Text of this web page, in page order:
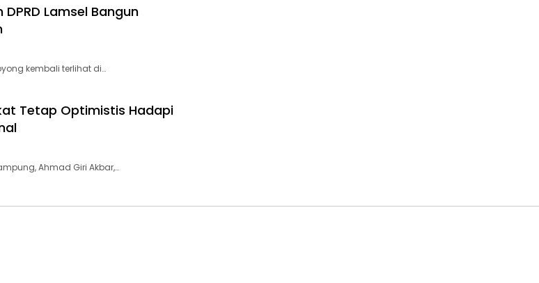
Lamsel Bangun
kembali terlihat di…
Tetap Optimistis Hadapi
Ahmad Giri Akbar,…